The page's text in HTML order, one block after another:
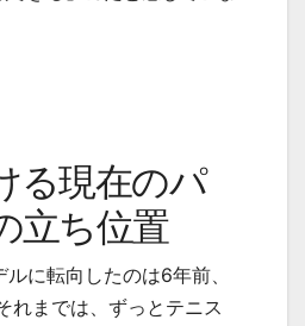
る現在のパ
立ち位置
に転向したのは6年前、
れまでは、ずっとテニス